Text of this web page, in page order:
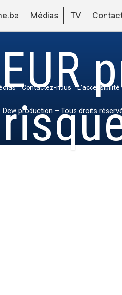
Médias TV
Contactez-nous L’accessibilité
Dew production – Tous droits